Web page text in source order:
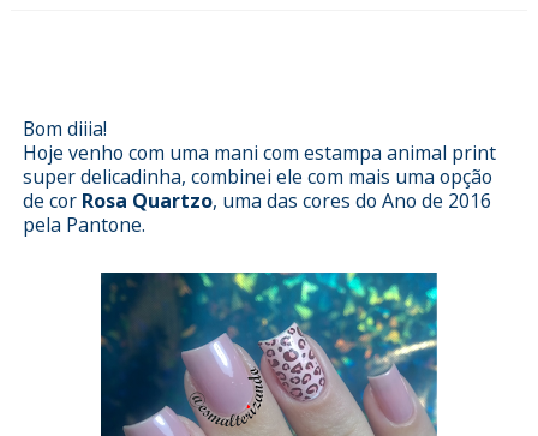
Bom diiia!
Hoje venho com uma mani com estampa animal print
super delicadinha, combinei ele com mais uma opção
de cor Rosa Quartzo, uma das cores do Ano de 2016
pela Pantone.